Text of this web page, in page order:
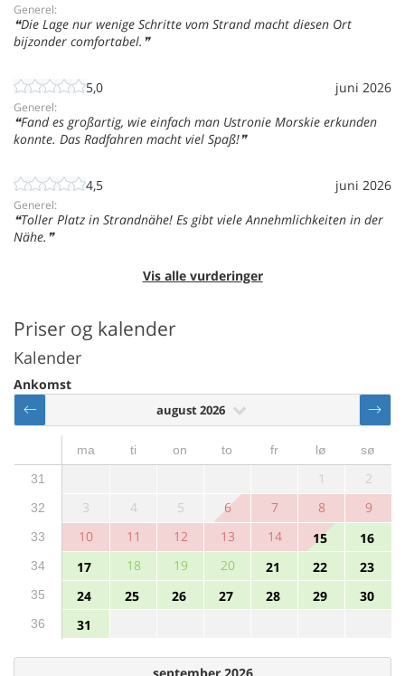
Generel:
Die Lage nur wenige Schritte vom Strand macht diesen Ort
bijzonder comfortabel.
5,0 juni 2026
Generel:
Fand es großartig, wie einfach man Ustronie Morskie erkunden
konnte. Das Radfahren macht viel Spaß!
4,5 juni 2026
Generel:
Toller Platz in Strandnähe! Es gibt viele Annehmlichkeiten in der
Nähe.
Vis alle vurderinger
Priser og kalender
Kalender
Ankomst
august 2026
ma ti on to fr lø
sø
31
1 2
32 3 4 5 6 7 8 9
33 10 11 12 13 14 15 16
34 17 18 19 20 21 22 23
35 24 25 26 27 28 29 30
36 31